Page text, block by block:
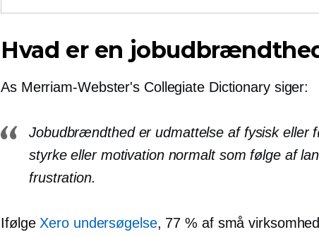
Hvad er en
As Merriam-Webster's Collegiate Dictionary siger:
Jobudbrændthed er udmattelse af fysisk eller
styrke eller motivation normalt som følge af
frustration.
Ifølge Xero undersøgelse, 77 % af små